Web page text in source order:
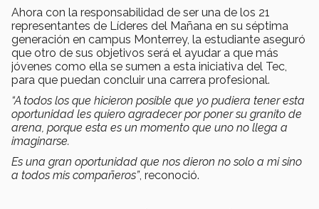
Ahora con la responsabilidad de ser una de los 21
representantes de Líderes del Mañana en su séptima
generación en campus Monterrey, la estudiante aseguró
que otro de sus objetivos será el ayudar a que más
jóvenes como ella se sumen a esta iniciativa del Tec,
para que puedan concluir una carrera profesional.
“A todos los que hicieron posible que yo pudiera tener esta
oportunidad les quiero agradecer por poner su granito de
arena, porque esta es un momento que uno no llega a
imaginarse.
Es una gran oportunidad que nos dieron no solo a mi sino
a todos mis compañeros”, reconoció.